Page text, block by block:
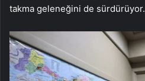
takma geleneğini de sürdürüyor.